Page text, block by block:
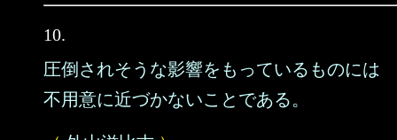
10.
圧倒されそうな影響をもっているものには
不用意に近づかないことである。